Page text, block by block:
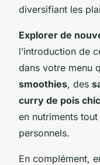
diversifiant les
Explorer de
l’introduction de
dans votre menu
smoothies, des
curry de pois
en nutriments
personnels.
En complément,